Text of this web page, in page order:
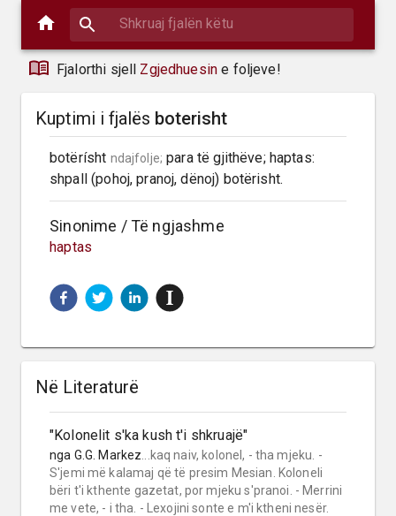
Fjalorthi sjell Zgjedhuesin e foljeve!
Kuptimi i fjalës boterisht
botërísht ndajfolje; para të gjithëve; haptas:
shpall (pohoj, pranoj, dënoj) botërisht.
Sinonime / Të ngjashme
haptas
Në Literaturë
"Kolonelit s'ka kush t'i shkruajë"
nga G.G. Markez ...kaq naiv, kolonel, - tha mjeku. -
S'jemi më kalamaj që të presim Mesian. Koloneli
bëri t'i kthente gazetat, por mjeku s'pranoi. - Merrini
me vete, - i tha. - Lexojini sonte e m'i ktheni nesër.